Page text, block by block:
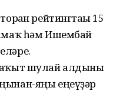
рейтингтағы 15
һәм Ишембай
шулай алдынғы
яңы еңеүҙәр